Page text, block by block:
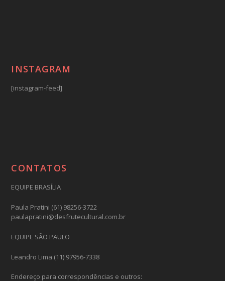
INSTAGRAM
[instagram-feed]
CONTATOS
EQUIPE BRASÍLIA
Paula Pratini (61) 98256-3722
paulapratini@desfrutecultural.com.br
EQUIPE SÃO PAULO
Leandro Lima (11) 97956-7338
Endereço para correspondências e outros: